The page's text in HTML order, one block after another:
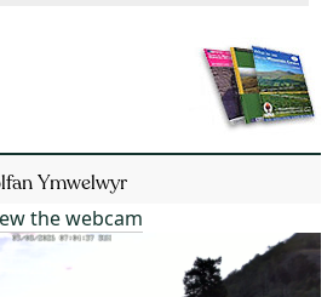
Ymwelwyr
the webcam